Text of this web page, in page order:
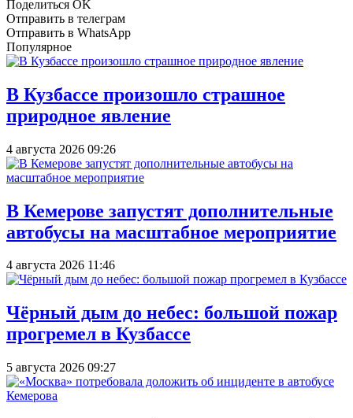
Поделиться OK
Отправить в телеграм
Отправить в WhatsApp
Популярное
В Кузбассе произошло страшное
природное явление
4 августа 2026 09:26
В Кемерове запустят дополнительные
автобусы на масштабное мероприятие
4 августа 2026 11:46
Чёрный дым до небес: большой пожар
прогремел в Кузбассе
5 августа 2026 09:27